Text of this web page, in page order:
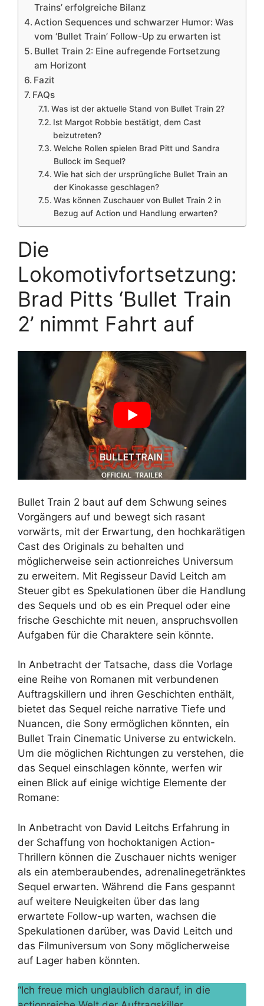
Trains’ erfolgreiche Bilanz
Action Sequences und schwarzer Humor: Was
vom ‘Bullet Train’ Follow-Up zu erwarten ist
Bullet Train 2: Eine aufregende Fortsetzung
am Horizont
Fazit
FAQs
Was ist der aktuelle Stand von Bullet Train 2?
Ist Margot Robbie bestätigt, dem Cast
beizutreten?
Welche Rollen spielen Brad Pitt und Sandra
Bullock im Sequel?
Wie hat sich der ursprüngliche Bullet Train an
der Kinokasse geschlagen?
Was können Zuschauer von Bullet Train 2 in
Bezug auf Action und Handlung erwarten?
Die
Lokomotivfortsetzung:
Brad Pitts ‘Bullet Train
2’ nimmt Fahrt auf
Bullet Train 2 baut auf dem Schwung seines
Vorgängers auf und bewegt sich rasant
vorwärts, mit der Erwartung, den hochkarätigen
Cast des Originals zu behalten und
möglicherweise sein actionreiches Universum
zu erweitern. Mit Regisseur David Leitch am
Steuer gibt es Spekulationen über die Handlung
des Sequels und ob es ein Prequel oder eine
frische Geschichte mit neuen, anspruchsvollen
Aufgaben für die Charaktere sein könnte.
In Anbetracht der Tatsache, dass die Vorlage
eine Reihe von Romanen mit verbundenen
Auftragskillern und ihren Geschichten enthält,
bietet das Sequel reiche narrative Tiefe und
Nuancen, die Sony ermöglichen könnten, ein
Bullet Train Cinematic Universe zu entwickeln.
Um die möglichen Richtungen zu verstehen, die
das Sequel einschlagen könnte, werfen wir
einen Blick auf einige wichtige Elemente der
Romane:
In Anbetracht von David Leitchs Erfahrung in
der Schaffung von hochoktanigen Action-
Thrillern können die Zuschauer nichts weniger
als ein atemberaubendes, adrenalinegetränktes
Sequel erwarten. Während die Fans gespannt
auf weitere Neuigkeiten über das lang
erwartete Follow-up warten, wachsen die
Spekulationen darüber, was David Leitch und
das Filmuniversum von Sony möglicherweise
auf Lager haben könnten.
“Ich freue mich unglaublich darauf, in die